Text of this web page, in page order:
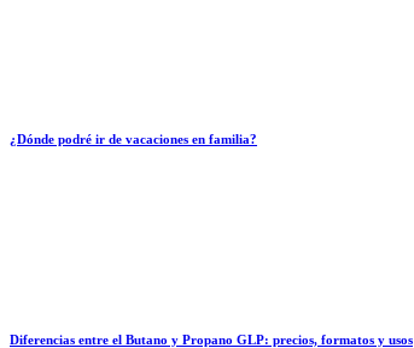
¿Dónde podré ir de vacaciones en familia?
Diferencias entre el Butano y Propano GLP: precios, formatos y usos